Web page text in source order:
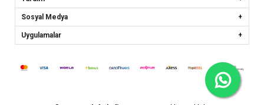
Sosyal Medya
Uygulamalar